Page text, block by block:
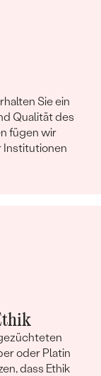
Sie ein
Qualität des
fügen wir
Institutionen
oder Platin
dass Ethik